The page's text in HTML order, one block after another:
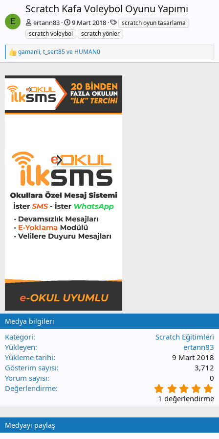
e
k
i
E
Scratch Kafa Voleybol Oyunu Yapımı
ertann83 9 Mart 2018
E
t
i
e
l
e
r
scratch oyun tasarlama
scratch voleybol
scratch yönler
T
e
k
i
e
r
:
gamanli,t_sert85ve HUMAN0
Medya bilgileri
Kategori
Scratch Eğitimleri
Yükleyen
ertann83
Yükleme tarihi
9 Mart 2018
Gösterim sayısı
3,712
Yorum sayısı
0
Değerlendirme
.
0
ı
1 değerlendirme
Medyayı paylaş